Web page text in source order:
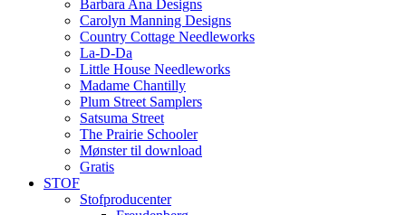
Barbara Ana Designs
Carolyn Manning Designs
Country Cottage Needleworks
La-D-Da
Little House Needleworks
Madame Chantilly
Plum Street Samplers
Satsuma Street
The Prairie Schooler
Mønster til download
Gratis
STOF
Stofproducenter